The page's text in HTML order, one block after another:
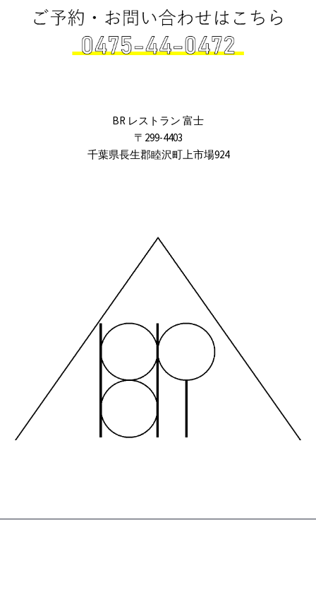
BR レストラン 富士
〒299-4403
千葉県長生郡睦沢町上市場924